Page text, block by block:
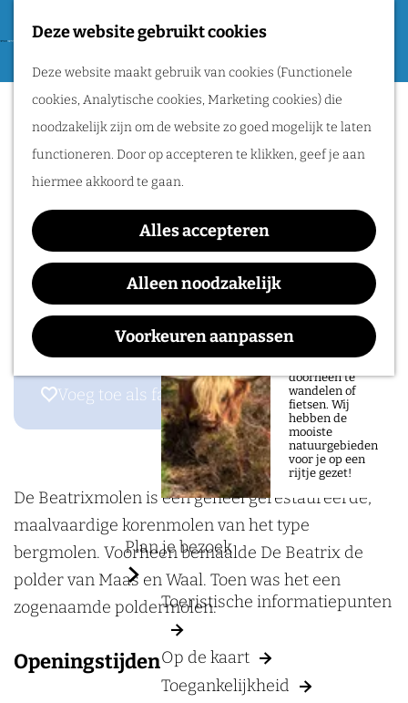
Deze website gebruikt cookies
Deze website maakt gebruik van cookies (Functionele
cookies, Analytische cookies, Marketing cookies) die
noodzakelijk zijn om de website zo goed mogelijk te laten
functioneren. Door op accepteren te klikken, geef je aan
hiermee akkoord te gaan.
Alles accepteren
Alleen noodzakelijk
Voorkeuren aanpassen
a
F
a
v
o
r
i
e
e
M
e
n
u
Routes
Wandelen
Fietsen
Routeplanner
Natuurgebieden
in het Rijk van
natuur in het Rijk
van Nijmegen is
doorheen te
wandelen of
fietsen. Wij
hebben de
mooiste
natuurgebieden
voor je op een
rijtje gezet!
Plan je bezoek
Toeristische informatiepunten
Op de kaart
Toegankelijkheid
Korenmolen Beatrix
Contact
Korenmolen Beatrix
Molenstraat 37
WINSSEN
Plan je routen
a
a
r
K
o
r
e
n
m
o
l
e
n
B
Voeg toe als favoriet
Voeg toe als favoriet
De Beatrixmolen is een geheel gerestaureerde,
maalvaardige korenmolen van het type
bergmolen. Voorheen bemaalde De Beatrix de
polder van Maas en Waal. Toen was het een
zogenaamde poldermolen.
Openingstijden